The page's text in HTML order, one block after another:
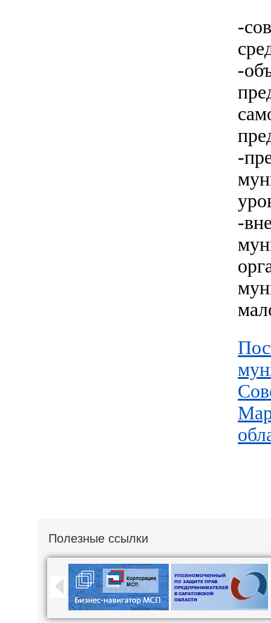
-
-
-
-
Полезные ссылки